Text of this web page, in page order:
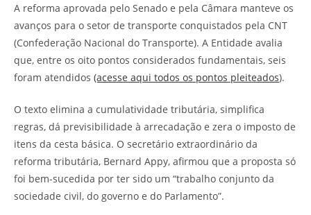
A reforma aprovada pelo Senado e pela Câmara manteve os
avanços para o setor de transporte conquistados pela CNT
(Confederação Nacional do Transporte). A Entidade avalia
que, entre os oito pontos considerados fundamentais, seis
foram atendidos (acesse aqui todos os pontos pleiteados).
O texto elimina a cumulatividade tributária, simplifica
regras, dá previsibilidade à arrecadação e zera o imposto de
itens da cesta básica. O secretário extraordinário da
reforma tributária, Bernard Appy, afirmou que a proposta só
foi bem-sucedida por ter sido um “trabalho conjunto da
sociedade civil, do governo e do Parlamento”.